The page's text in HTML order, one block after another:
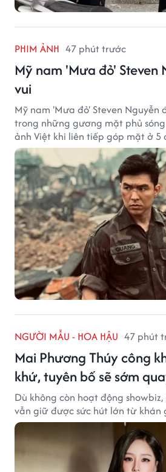
PHIM ẢNH 47 phút trước
Mỹ nam 'Mưa đỏ' Steven
vui
Mỹ nam 'Mưa đỏ' Steven
trong những gương mặt phủ
ảnh Việt khi liên tiếp góp mặt ở 5
NGƯỜI MẪU - HOA HẬU 47 phút
Mai Phương Thúy công
khứ, tuyên bố sẽ sớm
Dù không còn hoạt động
vẫn giữ được sức hút lớn từ khán